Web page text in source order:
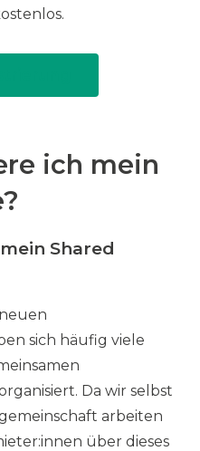
ich mein
Shared
sich häufig viele
Da wir selbst
arbeiten
über dieses